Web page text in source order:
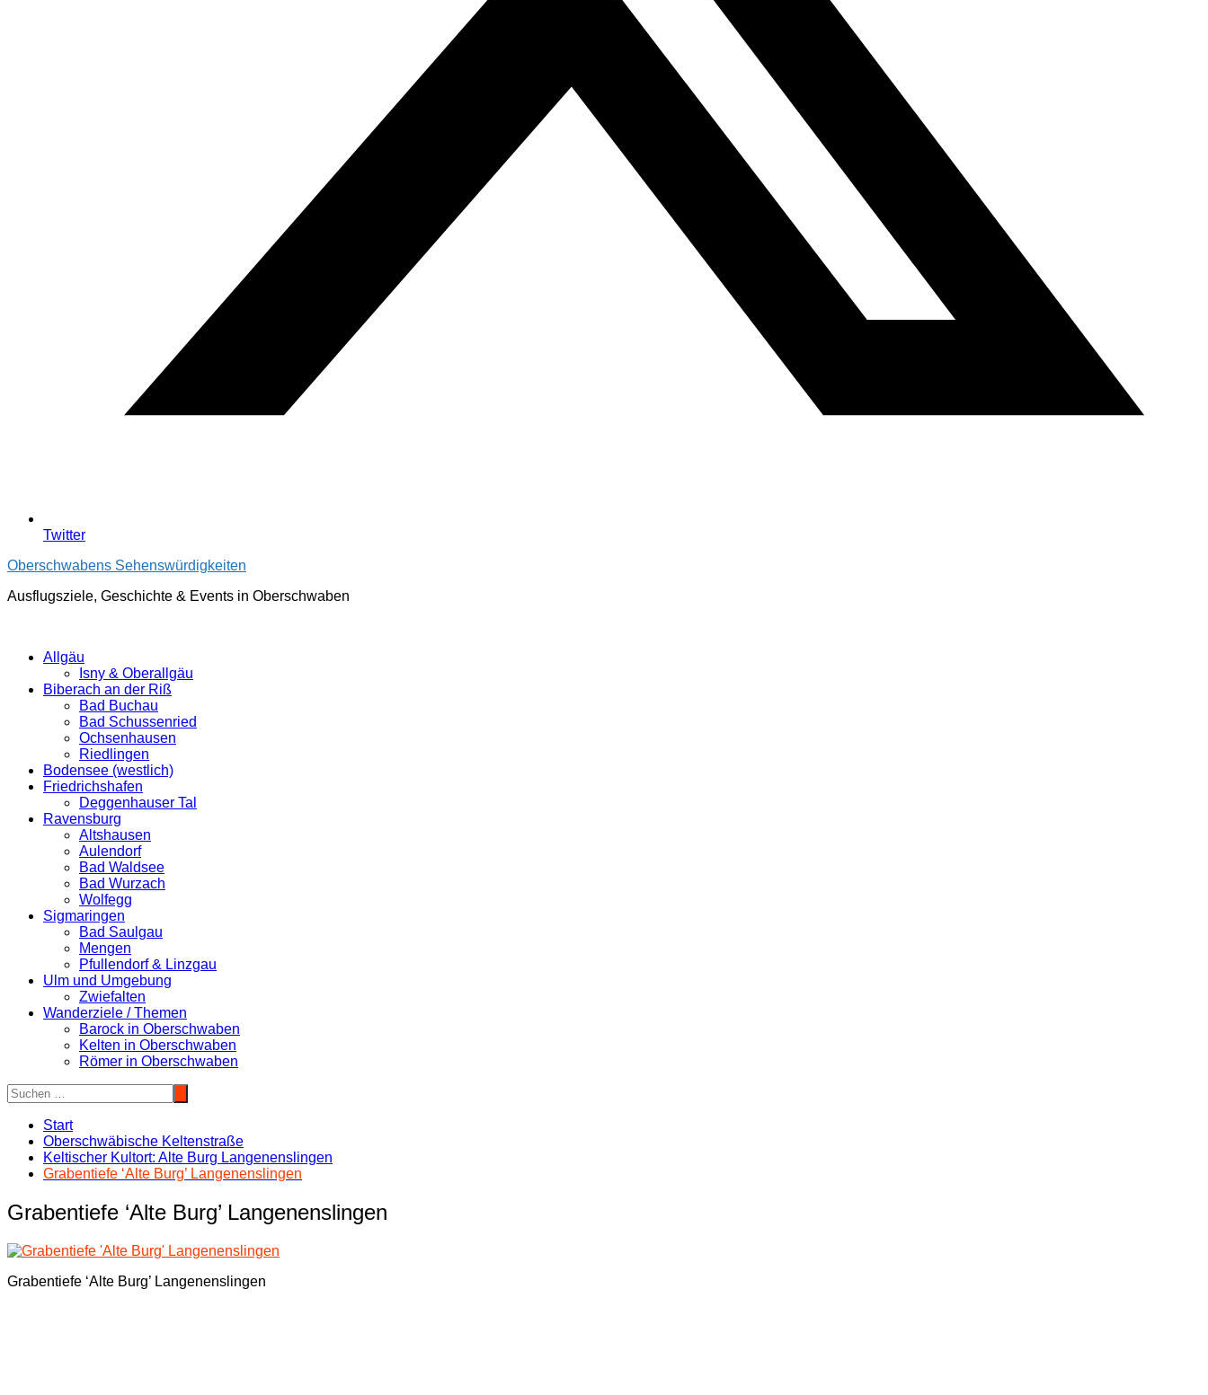
Twitter
Oberschwabens Sehenswürdigkeiten
Ausflugsziele, Geschichte & Events in Oberschwaben
Allgäu
Isny & Oberallgäu
Biberach an der Riß
Bad Buchau
Bad Schussenried
Ochsenhausen
Riedlingen
Bodensee (westlich)
Friedrichshafen
Deggenhauser Tal
Ravensburg
Altshausen
Aulendorf
Bad Waldsee
Bad Wurzach
Wolfegg
Sigmaringen
Bad Saulgau
Mengen
Pfullendorf & Linzgau
Ulm und Umgebung
Zwiefalten
Wanderziele / Themen
Barock in Oberschwaben
Kelten in Oberschwaben
Römer in Oberschwaben
Start
Oberschwäbische Keltenstraße
Keltischer Kultort: Alte Burg Langenenslingen
Grabentiefe ‘Alte Burg’ Langenenslingen
Grabentiefe ‘Alte Burg’ Langenenslingen
Grabentiefe ‘Alte Burg’ Langenenslingen